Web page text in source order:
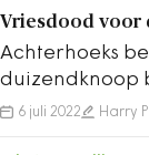
Vriesdood voor
Achterhoeks
duizendknoop
de Wur ‘een
6 juli 2022 Harry